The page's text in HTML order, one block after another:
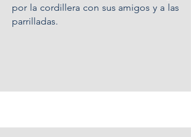
por la cordillera con sus amigos y a las
parrilladas.